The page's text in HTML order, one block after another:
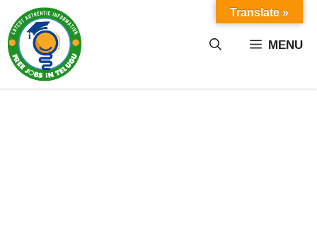
content MENU
Translate »